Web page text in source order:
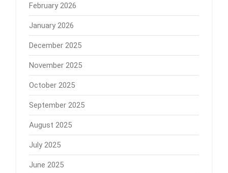
February 2026
January 2026
December 2025
November 2025
October 2025
September 2025
August 2025
July 2025
June 2025